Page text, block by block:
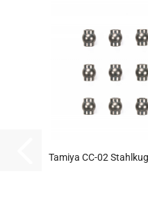
Tamiya CC-02